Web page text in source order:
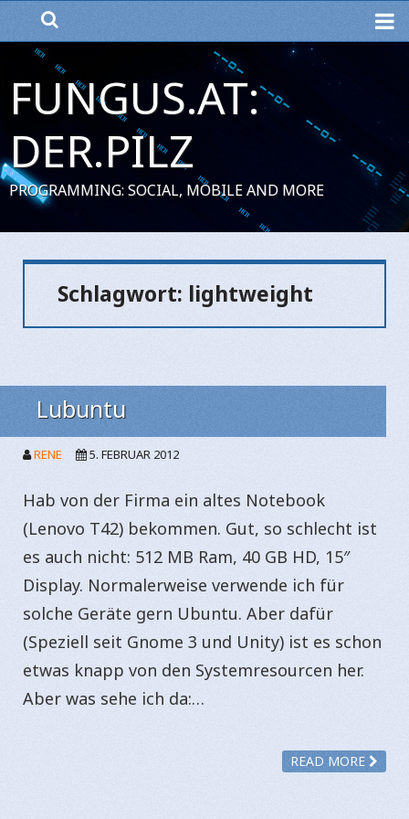
FUNGUS.AT:
DER.PILZ
PROGRAMMING: SOCIAL, MOBILE AND MORE
Schlagwort: lightweight
Lubuntu
RENE 5. FEBRUAR 2012
Hab von der Firma ein altes Notebook
(Lenovo T42) bekommen. Gut, so schlecht ist
es auch nicht: 512 MB Ram, 40 GB HD, 15″
Display. Normalerweise verwende ich für
solche Geräte gern Ubuntu. Aber dafür
(Speziell seit Gnome 3 und Unity) ist es schon
etwas knapp von den Systemresourcen her.
Aber was sehe ich da:…
READ MORE